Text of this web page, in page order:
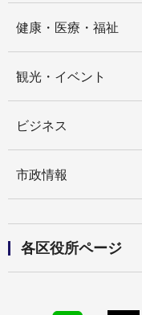
健康・医療・福祉
観光・イベント
ビジネス
市政情報
各区役所ページ